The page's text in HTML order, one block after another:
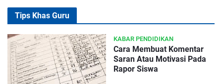
Tips Khas Guru
KABAR PENDIDIKAN
Cara Membuat Komentar
Saran Atau Motivasi Pada
Rapor Siswa